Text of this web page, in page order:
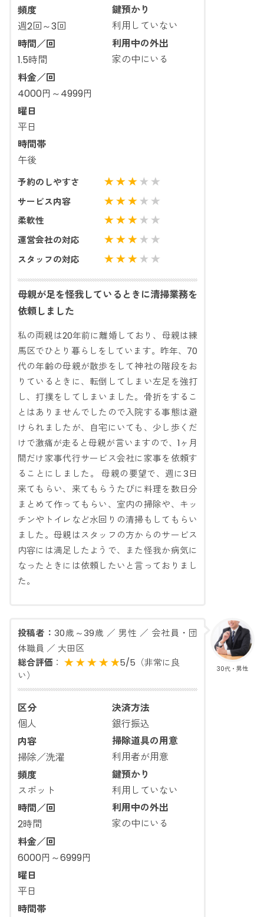
頻度
週2回～3回
時間／回
1.5時間
料金／回
4000円～4999円
曜日
平日
時間帯
午後
鍵預かり
利用していない
利用中の外出
家の中にいる
予約のしやすさ
サービス内容
柔軟性
運営会社の対応
スタッフの対応
母親が足を怪我しているときに清掃業務を
依頼しました
私の両親は20年前に離婚しており、母親は練
馬区でひとり暮らしをしています。昨年、70
代の年齢の母親が散歩をして神社の階段をお
りているときに、転倒してしまい左足を強打
し、打撲をしてしまいました。骨折をするこ
とはありませんでしたので入院する事態は避
けられましたが、自宅にいても、少し歩くだ
けで激痛が走ると母親が言いますので、1ヶ月
間だけ家事代行サービス会社に家事を依頼す
ることにしました。 母親の要望で、週に3日
来てもらい、来てもらうたびに料理を数日分
まとめて作ってもらい、室内の掃除や、キッ
チンやトイレなど水回りの清掃もしてもらい
ました。母親はスタッフの方からのサービス
内容には満足したようで、また怪我か病気に
なったときには依頼したいと言っておりまし
た。
30代・男性
投稿者：30歳～39歳 ／ 男性 ／ 会社員・団
体職員 ／ 大田区
総合評価 ： 5/5 （非常に良
い）
区分
個人
内容
掃除／洗濯
頻度
スポット
時間／回
2時間
料金／回
6000円～6999円
曜日
平日
時間帯
決済方法
銀行振込
掃除道具の用意
利用者が用意
鍵預かり
利用していない
利用中の外出
家の中にいる